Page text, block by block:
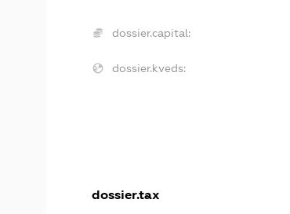
dossier.capital:
dossier.kveds:
dossier.tax